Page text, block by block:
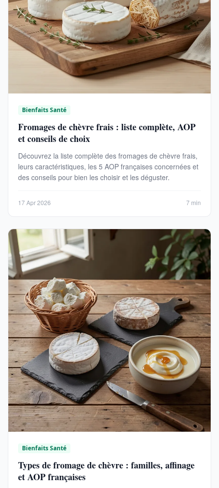
Bienfaits Santé
Fromages de chèvre frais : liste complète, AOP
et conseils de choix
Découvrez la liste complète des fromages de chèvre frais,
leurs caractéristiques, les 5 AOP françaises concernées et
des conseils pour bien les choisir et les déguster.
17 Apr 2026 7 min
Bienfaits Santé
Types de fromage de chèvre : familles, affinage
et AOP françaises